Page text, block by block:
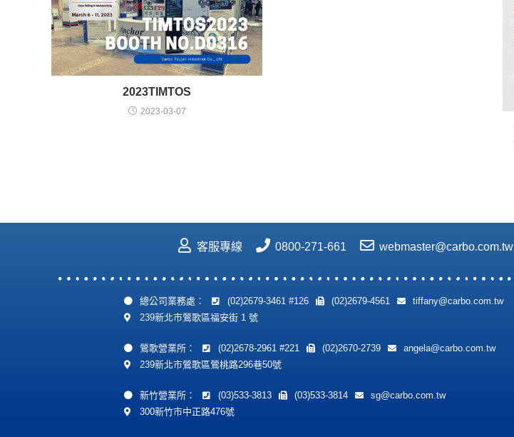
2023TIMTOS
2023-03-07
客服專線 0800-271-661 webmaster@carbo.com.tw
總公司業務處： (02)2679-3461 #126 (02)2679-4561
tiffany@carbo.com.tw
239新北市鶯歌區福安街 1 號
鶯歌營業所： (02)2678-2961 #221 (02)2670-2739
angela@carbo.com.tw
239新北市鶯歌區鶯桃路296巷50號
新竹營業所： (03)533-3813 (03)533-3814
sg@carbo.com.tw
300新竹市中正路476號